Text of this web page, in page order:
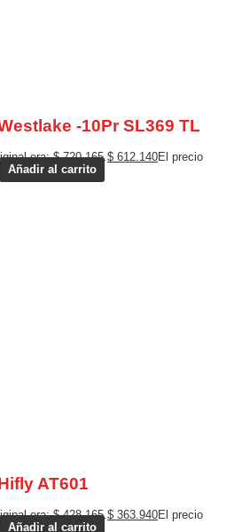
-10Pr SL369 TL
era: $ 720.165. $ 612.140El precio
Añadir al carrito
AT601
era: $ 428.165.$ 363.940El precio
Añadir al carrito